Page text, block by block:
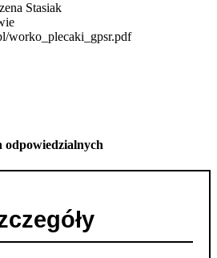
Stasiak
worko_plecaki_gpsr.pdf
odpowiedzialnych